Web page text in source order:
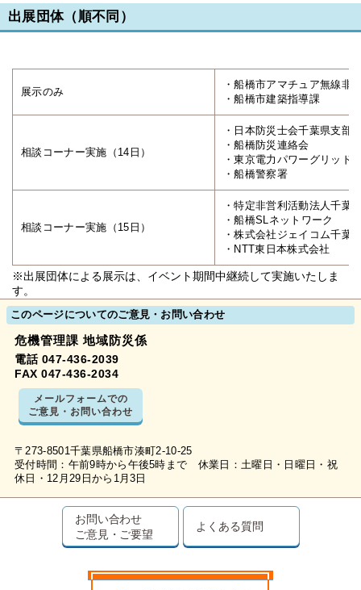
出展団体（順不同）
展示のみ
・船橋市アマチュア無線非
・船橋市建築指導課
相談コーナー実施（14日）
・日本防災士会千葉県支部
・船橋防災連絡会
・東京電力パワーグリッド
・船橋警察署
相談コーナー実施（15日）
・特定非営利活動法人千葉
・船橋SLネットワーク
・株式会社ジェイコム千葉
・NTT東日本株式会社
※出展団体による展示は、イベント期間中継続して実施いたしま
す。
このページについてのご意見・お問い合わせ
危機管理課 地域防災係
電話 047-436-2039
FAX 047-436-2034
メールフォームでの
ご意見・お問い合わせ
〒273-8501千葉県船橋市湊町2-10-25
受付時間：午前9時から午後5時まで 休業日：土曜日・日曜日・祝
休日・12月29日から1月3日
お問い合わせ
ご意見・ご要望
よくある質問